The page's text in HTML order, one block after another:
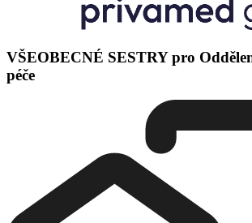
VŠEOBECNÉ SESTRY pro
péče